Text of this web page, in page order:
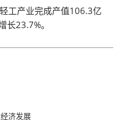
工产业完成产值106.3亿
长23.7%。
济发展